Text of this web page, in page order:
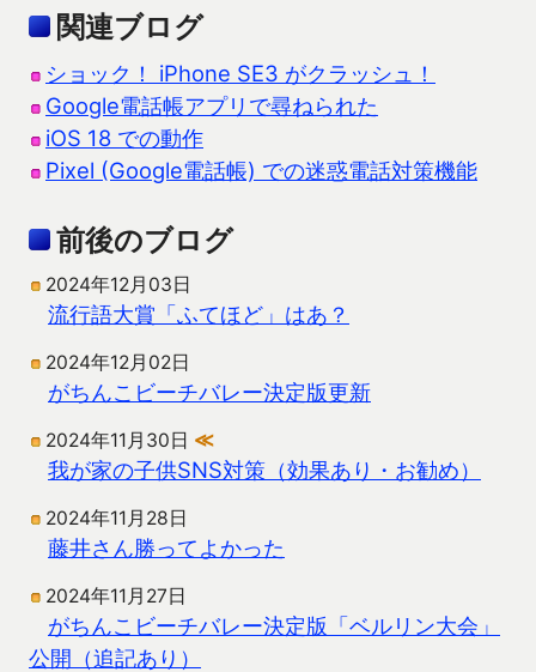
関連ブログ
ショック！ iPhone SE3 がクラッシュ！
Google電話帳アプリで尋ねられた
iOS 18 での動作
Pixel (Google電話帳) での迷惑電話対策機能
前後のブログ
2024年12月03日
流行語大賞「ふてほど」はあ？
2024年12月02日
がちんこビーチバレー決定版更新
2024年11月30日 ≪
我が家の子供SNS対策（効果あり・お勧め）
2024年11月28日
藤井さん勝ってよかった
2024年11月27日
がちんこビーチバレー決定版「ベルリン大会」
公開（追記あり）